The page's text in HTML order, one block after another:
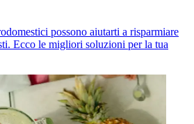
possono aiutarti a risparmiare
Ecco le migliori soluzioni per la tua